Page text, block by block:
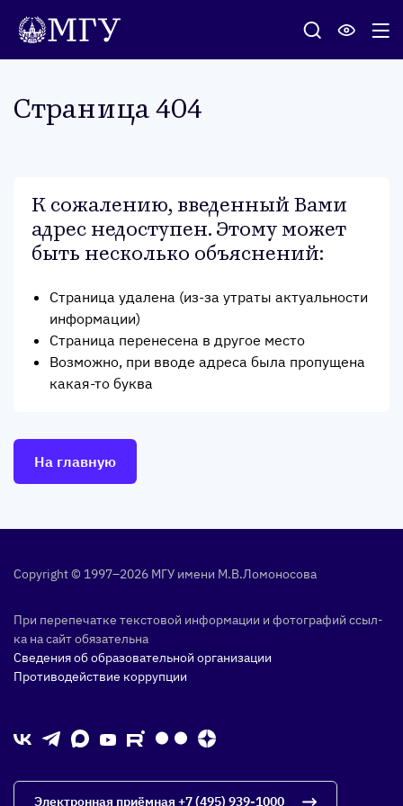
Стра­ница 404
К сожалению, введенный Вами
адрес недоступен. Этому может
быть несколько объяснений:
Страница удалена (из-за утраты актуальности
информации)
Страница перенесена в другое место
Возможно, при вводе адреса была пропущена
какая-то буква
На главную
Copyright © 1997–2026 МГУ име­ни М.В.Ло­моно­сова
При пе­репе­чат­ке тек­сто­вой ин­форма­ции и фо­тог­ра­фий ссыл­
ка на сайт обя­затель­на
Сведения об образовательной организации
Противодействие коррупции
Электронная приёмная +7 (495) 939-1000